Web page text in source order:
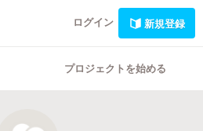
ログイン 新規登録
プロジェクトを始める